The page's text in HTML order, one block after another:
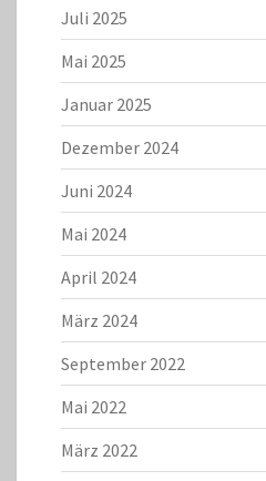
Juli 2025
Mai 2025
Januar 2025
Dezember 2024
Juni 2024
Mai 2024
April 2024
März 2024
September 2022
Mai 2022
März 2022